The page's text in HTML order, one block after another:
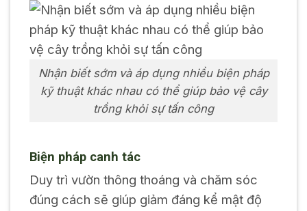
Nhận biết sớm và áp dụng nhiều biện pháp
kỹ thuật khác nhau có thể giúp bảo vệ cây
trồng khỏi sự tấn công
Biện pháp canh tác
Duy trì vườn thông thoáng và chăm sóc
đúng cách sẽ giúp giảm đáng kể mật độ